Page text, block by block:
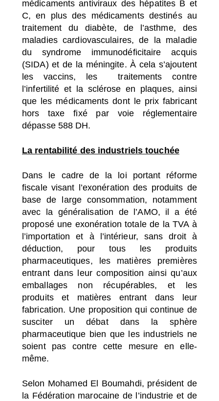
médicaments antiviraux des hépatites B et
C, en plus des médicaments destinés au
traitement du diabète, de l’asthme, des
maladies cardiovasculaires, de la maladie
du syndrome immunodéficitaire acquis
(SIDA) et de la méningite. À cela s’ajoutent
les vaccins, les traitements contre
l’infertilité et la sclérose en plaques, ainsi
que les médicaments dont le prix fabricant
hors taxe fixé par voie réglementaire
dépasse 588 DH.
La rentabilité des industriels touchée
Dans le cadre de la loi portant réforme
fiscale visant l’exonération des produits de
base de large consommation, notamment
avec la généralisation de l’AMO, il a été
proposé une exonération totale de la TVA à
l’importation et à l’intérieur, sans droit à
déduction, pour tous les produits
pharmaceutiques, les matières premières
entrant dans leur composition ainsi qu’aux
emballages non récupérables, et les
produits et matières entrant dans leur
fabrication. Une proposition qui continue de
susciter un débat dans la sphère
pharmaceutique bien que les industriels ne
soient pas contre cette mesure en elle-
même.
Selon Mohamed El Boumahdi, président de
la Fédération marocaine de l’industrie et de